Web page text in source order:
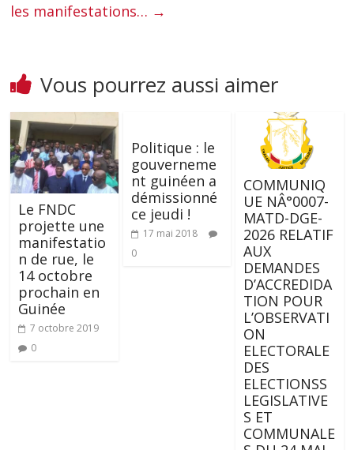
les manifestations… →
Vous pourrez aussi aimer
Le FNDC
projette une
manifestatio
n de rue, le
14 octobre
prochain en
Guinée
7 octobre 2019
0
Politique : le
gouverneme
nt guinéen a
démissionné
ce jeudi !
17 mai 2018
0
COMMUNIQ
UE NÂ°0007-
MATD-DGE-
2026 RELATIF
AUX
DEMANDES
D’ACCREDIDA
TION POUR
L’OBSERVATI
ON
ELECTORALE
DES
ELECTIONSS
LEGISLATIVE
S ET
COMMUNALE